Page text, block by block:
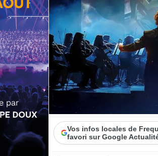
Vos infos locales de
favori sur Google